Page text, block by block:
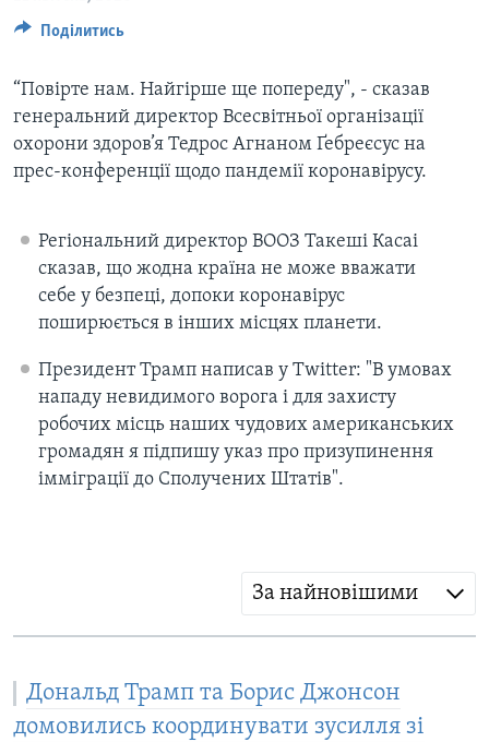
СУСПІЛЬСТВО
ІСТОРІЇ УСПІХУ УКРАЇНЦІВ
ТЕЛЕПРОГРАМИ
ЧАС-TIME
БРИФІНГ ГОЛОСУ АМЕРИКИ
СТУДІЯ ВАШИНГТОН
ПРАЙМ-ТАЙМ
ПОГЛЯД З ВАШИНГТОНА
ENGLISH
Learning English
Мови
Поділитись
“Повірте нам. Найгірше ще попереду", - сказав
генеральний директор Всесвітньої організації
охорони здоров’я Тедрос Агнаном Ґебреєсус на
прес-конференції щодо пандемії коронавірусу.
Регіональний директор ВООЗ Такеші Касаі
сказав, що жодна країна не може вважати
себе у безпеці, допоки коронавірус
поширюється в інших місцях планети.
Президент Трамп написав у Twitter: "В умовах
нападу невидимого ворога і для захисту
робочих місць наших чудових американських
громадян я підпишу указ про призупинення
імміграції до Сполучених Штатів".
За найновішими
Дональд Трамп та Борис Джонсон
домовились координувати зусилля зі